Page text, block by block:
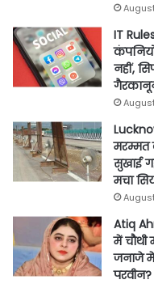
IT
नहीं,
मरम्मत
सुखाई
मचा
Atiq
में
जनाजे में
परवीन?